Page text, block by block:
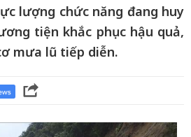
lượng chức năng đang huy
tiện khắc phục hậu quả,
mưa lũ tiếp diễn.